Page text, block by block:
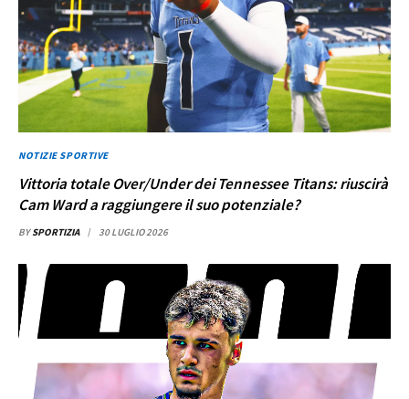
NOTIZIE SPORTIVE
Vittoria totale Over/Under dei Tennessee Titans: riuscirà
Cam Ward a raggiungere il suo potenziale?
BY SPORTIZIA 30 LUGLIO 2026